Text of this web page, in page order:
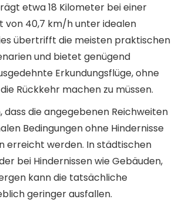
etwa 18 Kilometer bei einer
von 40,7 km/h unter idealen
übertrifft die meisten praktischen
und bietet genügend
Erkundungsflüge, ohne
Rückkehr machen zu müssen.
dass die angegebenen Reichweiten
Bedingungen ohne Hindernisse
erreicht werden. In städtischen
bei Hindernissen wie Gebäuden,
kann die tatsächliche
geringer ausfallen.